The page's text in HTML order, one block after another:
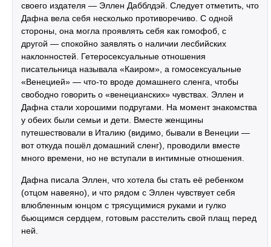
своего издателя — Эллен Дабблдэй. Следует отметить, что
Дафна вела себя несколько противоречиво. С одной
стороны, она могла проявлять себя как гомофоб, с
другой — спокойно заявлять о наличии лесбийских
наклонностей. Гетеросексуальные отношения
писательница называла «Каиром», а гомосексуальные
«Венецией» — что-то вроде домашнего сленга, чтобы
свободно говорить о «венецианских» чувствах. Эллен и
Дафна стали хорошими подругами. На момент знакомства
у обеих были семьи и дети. Вместе женщины
путешествовали в Италию (видимо, бывали в Венеции —
вот откуда пошёл домашний сленг), проводили вместе
много времени, но не вступали в интимные отношения.
Дафна писала Эллен, что хотела бы стать её ребенком
(отцом навеяно), и что рядом с Эллен чувствует себя
влюбленным юнцом с трясущимися руками и гулко
бьющимся сердцем, готовым расстелить свой плащ перед
ней.